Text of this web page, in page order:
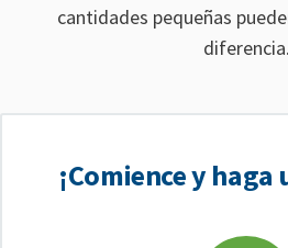
cantidades pequeñas
diferencia.
¡Comience y